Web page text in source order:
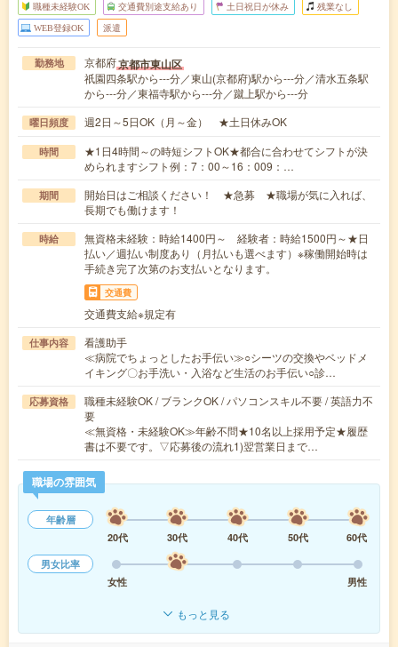
職種未経験OK 交通費別途支給あり 土日祝日が休み 残業なし
WEB登録OK 派遣
勤務地 京都府京都市東山区
祇園四条駅から---分／東山(京都府)駅から---分／清水五条駅
から---分／東福寺駅から---分／蹴上駅から---分
曜日頻度 週2日～5日OK（月～金） ★土日休みOK
時間
★1日4時間～の時短シフトOK★都合に合わせてシフトが決
められますシフト例：7：00～16：009：…
期間
開始日はご相談ください！ ★急募 ★職場が気に入れば、
長期でも働けます！
時給
無資格未経験：時給1400円～ 経験者：時給1500円～★日
払い／週払い制度あり（月払いも選べます）※稼働開始時は
手続き完了次第のお支払いとなります。
交通費
交通費支給※規定有
仕事内容
看護助手
≪病院でちょっとしたお手伝い≫○シーツの交換やベッドメ
イキング〇お手洗い・入浴など生活のお手伝い○診…
応募資格
職種未経験OK / ブランクOK / パソコンスキル不要 / 英語力不
要
≪無資格・未経験OK≫年齢不問★10名以上採用予定★履歴
書は不要です。▽応募後の流れ1)翌営業日まで…
職場の雰囲気
年齢層
20代
30代 40代 50代
60代
男女比率
女性
男性
もっと見る